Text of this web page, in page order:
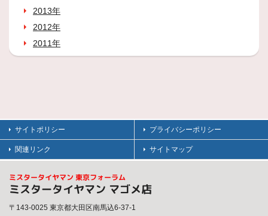
2013年
2012年
2011年
サイトポリシー プライバシーポリシー
関連リンク サイトマップ
ミスタータイヤマン 東京フォーラム
ミスタータイヤマン マゴメ店
〒143-0025 東京都大田区南馬込6-37-1